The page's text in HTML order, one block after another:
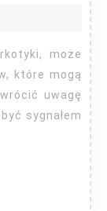
które mogą
uwagę
sygnałem